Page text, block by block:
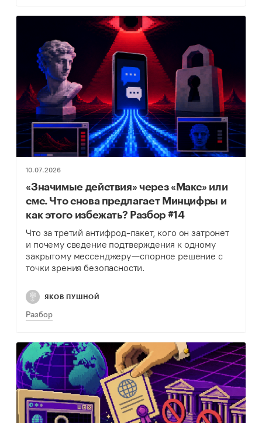
10.07.2026
«Значимые действия» через «Макс» или
смс. Что снова предлагает Минцифры и
как этого избежать? Разбор #14
Что за третий антифрод-пакет, кого он затронет
и почему сведение подтверждения к одному
закрытому мессенджеру — спорное решение с
точки зрения безопасности.
ЯКОВ ПУШНОЙ
Разбор